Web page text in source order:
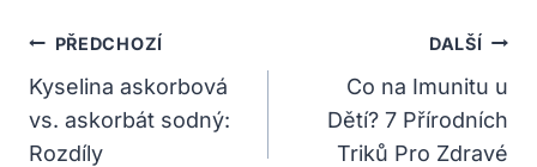
Navigace
Pro
Příspěvek
PŘEDCHOZÍ
Kyselina askorbová
vs. askorbát sodný:
Rozdíly
DALŠÍ
Co na Imunitu u
Dětí? 7 Přírodních
Triků Pro Zdravé